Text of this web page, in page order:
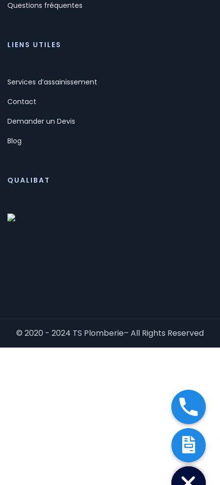
Questions fréquentes
LIENS UTILES
Services d’assainissement
Contact
Demander un Devis
Blog
QUALIBAT
© 2020 - 2024 TS Plomberie– All Rights Reserved